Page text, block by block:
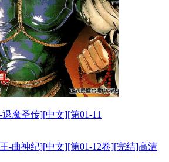
魔圣传][中文][第01-11